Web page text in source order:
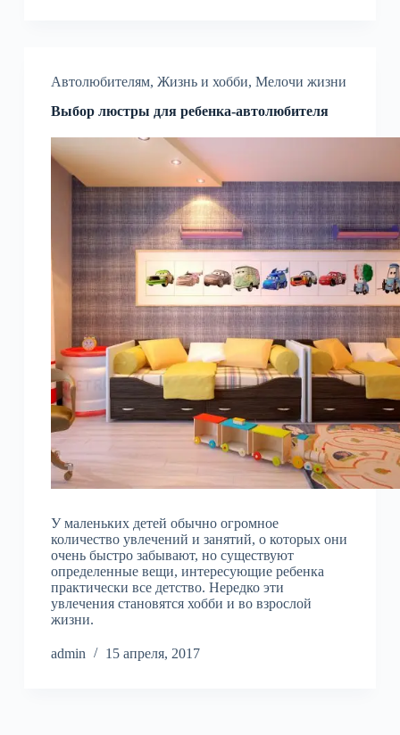
Автолюбителям, Жизнь и хобби, Мелочи жизни
Выбор люстры для ребенка-автолюбителя
У маленьких детей обычно огромное
количество увлечений и занятий, о которых они
очень быстро забывают, но существуют
определенные вещи, интересующие ребенка
практически все детство. Нередко эти
увлечения становятся хобби и во взрослой
жизни.
admin 15 апреля, 2017